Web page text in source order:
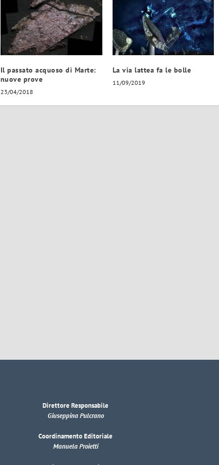
Il passato acquoso di Marte:
nuove prove
23/04/2018
La via lattea fa le bolle
11/09/2019
Direttore Responsabile
Giuseppina Pulcrano
Coordinamento Editoriale
Manuela Proietti